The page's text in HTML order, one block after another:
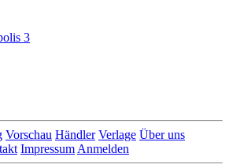
Vorschau Händler Verlage Über uns
Impressum Anmelden